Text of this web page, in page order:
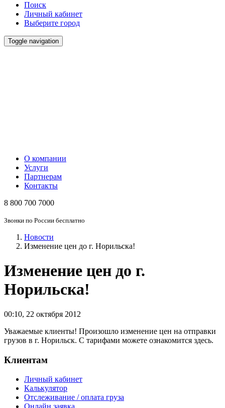
Поиск
Личный кабинет
Выберите город
Toggle navigation
О компании
Услуги
Партнерам
Контакты
8 800 700 7000
Звонки по России бесплатно
Новости
Изменение цен до г. Норильска!
Изменение цен до г.
Норильска!
00:10, 22 октября 2012
Уважаемые клиенты! Произошло изменение цен на отправки
грузов в г. Норильск. С тарифами можете ознакомится здесь.
Клиентам
Личный кабинет
Калькулятор
Отслеживание / оплата груза